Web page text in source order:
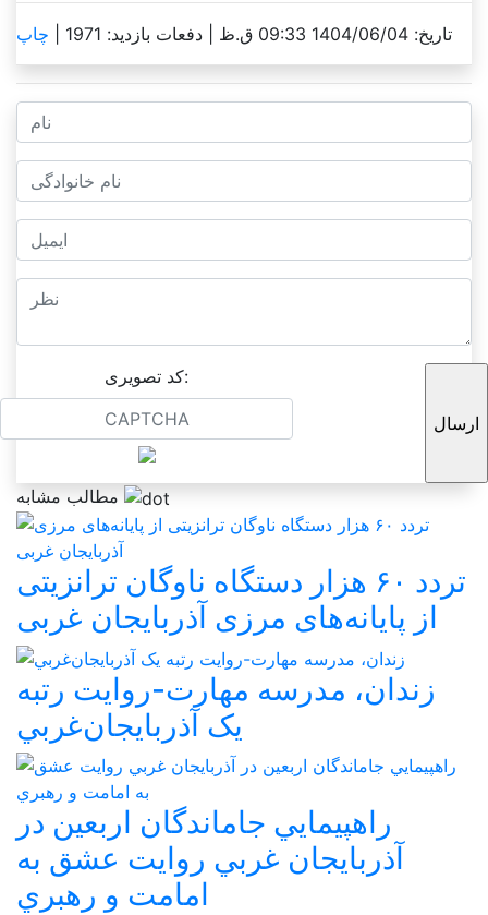
تاریخ: 1404/06/04 09:33 ق.ظ | دفعات بازدید: 1971 | چاپ
کد تصویری:
تردد ۶۰ هزار دستگاه ناوگان ترانزیتی
از پایانه‌های مرزی آذربایجان ‌غربی
زندان، مدرسه مهارت-روايت رتبه
يک آذربايجان‌غربي
راهپيمايي جاماندگان اربعين در
آذربايجان غربي روايت عشق به
امامت و رهبري